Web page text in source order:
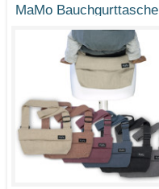
MaMo Bauchgurttasche